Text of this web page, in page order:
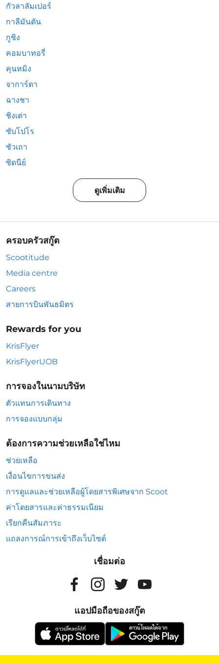
กัวลาลัมเปอร์
กาลีมันตัน
กูชิง
คอมบาทอรี่
คุนหมิง
จาการ์ตา
ฉางชา
ชิงเต่า
ซับโปโร
ซัวเถา
ซิดนีย์
ดูเพิ่มเติม
ครอบครัวสกู๊ต
Scootitude
Media centre
Careers
สายการบินพันธมิตร
Rewards for you
KrisFlyer
KrisFlyerUOB
การจองในนามบริษัท
ตัวแทนการเดินทาง
การจองแบบกลุ่ม
ต้องการความช่วยเหลือใช่ไหม
ช่วยเหลือ
เงื่อนไขการขนส่ง
การดูแลและช่วยเหลือผู้โดยสารพิเศษจาก Scoot
ค่าโดยสารและค่าธรรมเนียม
เรียกคืนสัมภาระ
แถลงการณ์การเข้าถึงเว็บไซต์
เชื่อมต่อ
แอปมือถือของสกู๊ต